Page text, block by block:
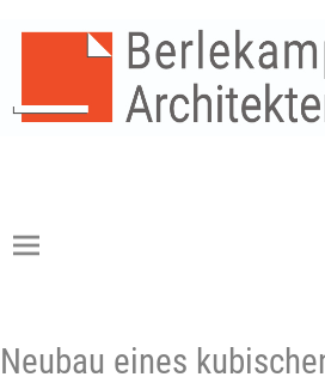
Neubau eines